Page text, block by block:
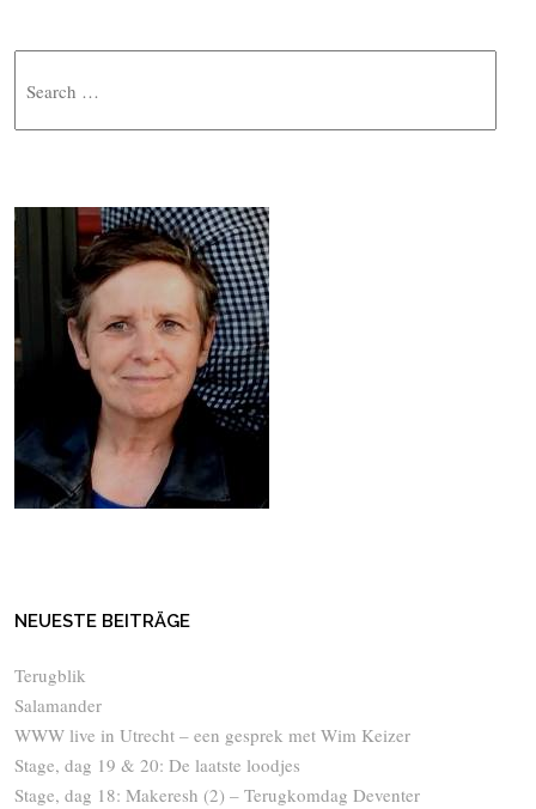
NEUESTE BEITRÄGE
Terugblik
Salamander
WWW live in Utrecht – een gesprek met Wim Keizer
Stage, dag 19 & 20: De laatste loodjes
Stage, dag 18: Makeresh (2) – Terugkomdag Deventer